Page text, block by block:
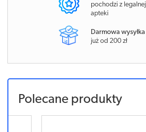
pochodzi z legalnej
apteki
Darmowa wysyłka
już od 200 zł
Polecane produkty